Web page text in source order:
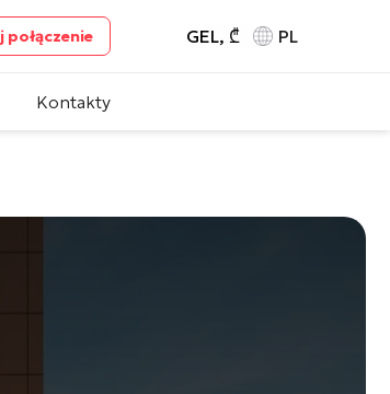
połączenie GEL, ₾ PL
Kontakty